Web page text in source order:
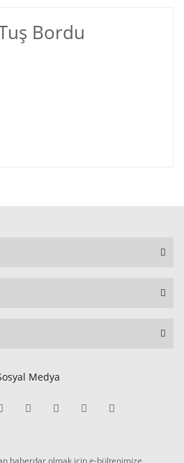
Bordu
Medya
haberdar olmak için e-bültenimize